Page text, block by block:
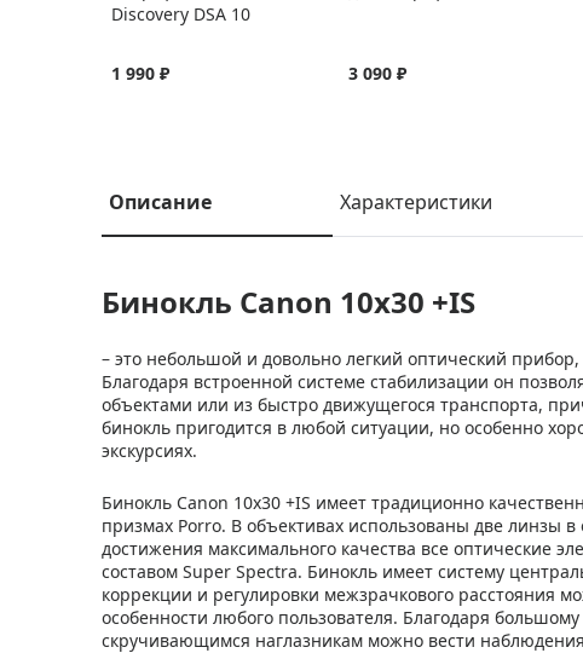
Discovery DSA 10
1 990 ₽ 3 090 ₽
Описание Характеристики
Бинокль Canon 10x30 +IS
– это небольшой и довольно легкий оптический
Благодаря встроенной системе стабилизации он
объектами или из быстро движущегося транспорта,
бинокль пригодится в любой ситуации, но особенно
экскурсиях.
Бинокль Canon 10x30 +IS имеет традиционно
призмах Porro. В объективах использованы две линзы
достижения максимального качества все оптические
составом Super Spectra. Бинокль имеет систему
коррекции и регулировки межзрачкового расстояния
особенности любого пользователя. Благодаря
скручивающимся наглазникам можно вести